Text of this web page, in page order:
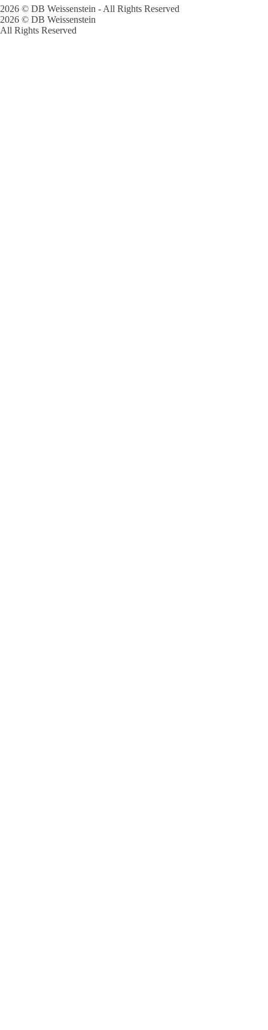
2026 © DB Weissenstein - All Rights Reserved
2026 © DB Weissenstein
All Rights Reserved